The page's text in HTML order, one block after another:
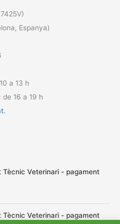
Espanya)
a 13 h
16 a 19 h
Tècnic Veterinari - pagament
Tècnic Veterinari - pagament